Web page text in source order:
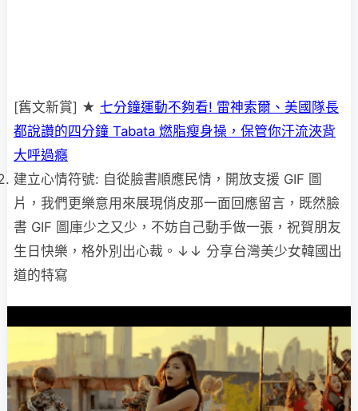
[舊文新賞] ★ 七分鐘運動不夠看! 雷神索爾、美國隊長
都說讚的四分鐘 Tabata 燃脂瘦身操，保管你汗流浹背
大呼過癮
建立心情符號: 自從臉書順應民情，開放支援 GIF 圖
片，我們更樂意用來展現俏皮那一面回應留言，既然臉
書 GIF 圖庫少之又少，不妨自己動手做一張，祝賀朋友
生日快樂，格外別出心裁。↓↓ 分享台灣美少女韓國出
道的特寫